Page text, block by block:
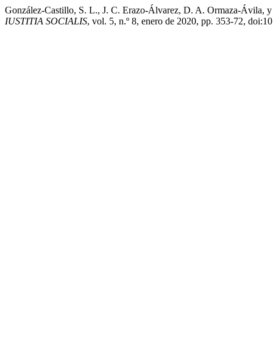
González-Castillo, S. L., J. C. Erazo-Álvarez, D. A. Ormaza-Ávila,
IUSTITIA SOCIALIS, vol. 5, n.º 8, enero de 2020, pp. 353-72,